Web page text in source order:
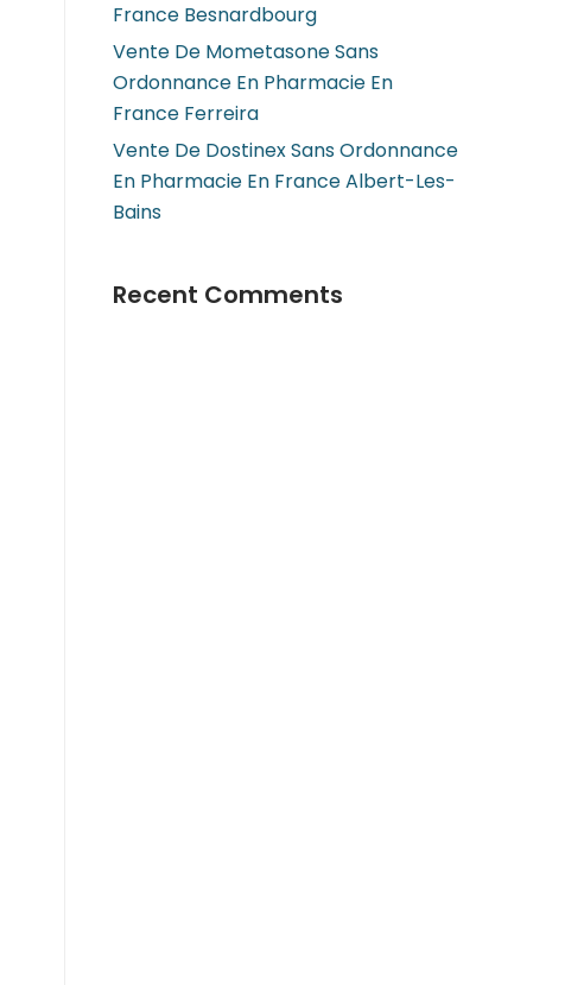
France Besnardbourg
Vente De Mometasone Sans
Ordonnance En Pharmacie En
France Ferreira
Vente De Dostinex Sans Ordonnance
En Pharmacie En France Albert-Les-
Bains
Recent Comments